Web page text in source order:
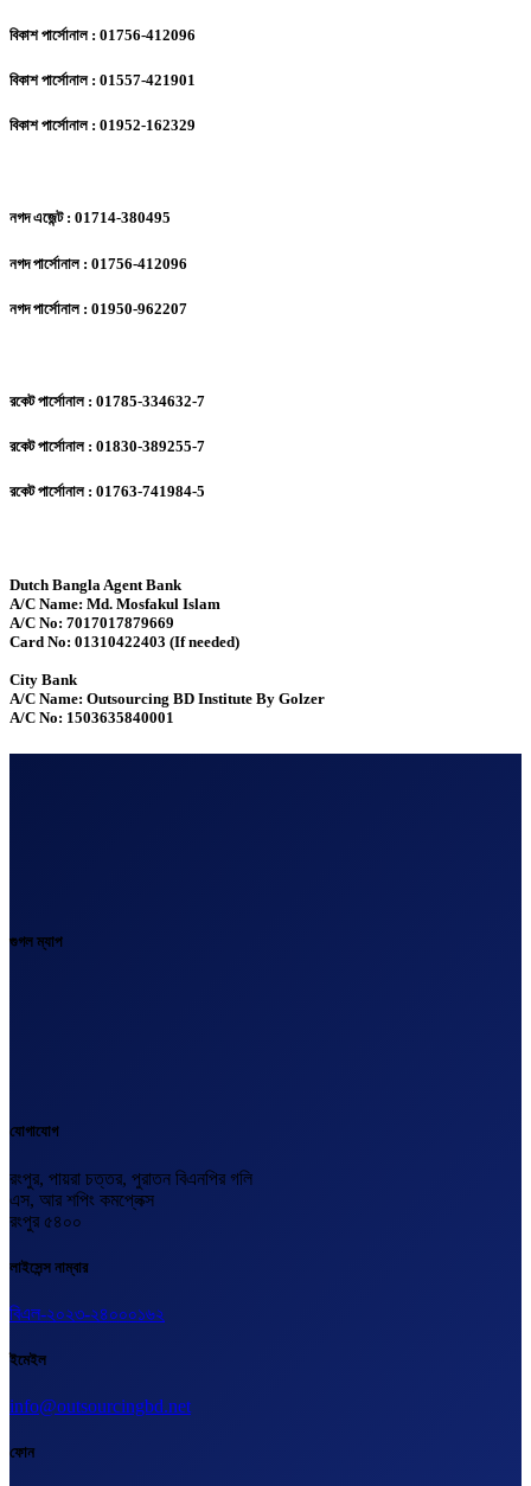
বিকাশ পার্সোনাল : 01756-412096
বিকাশ পার্সোনাল : 01557-421901
বিকাশ পার্সোনাল : 01952-162329
নগদ এজেন্ট : 01714-380495
নগদ পার্সোনাল : 01756-412096
নগদ পার্সোনাল : 01950-962207
রকেট পার্সোনাল : 01785-334632-7
রকেট পার্সোনাল : 01830-389255-7
রকেট পার্সোনাল : 01763-741984-5
Dutch Bangla Agent Bank
A/C Name: Md. Mosfakul Islam
A/C No: 7017017879669
Card No: 01310422403 (If needed)
City Bank
A/C Name: Outsourcing BD Institute By Golzer
A/C No: 1503635840001
গুগল ম্যাপ
যোগাযোগ
রংপুর, পায়রা চত্তর, পুরাতন বিএনপির গলি
এস, আর শপিং কমপ্লেক্স
রংপুর ৫৪০০
লাইসেন্স নাম্বার
বিএল-২০২৩-২৪০০০১৬২
ইমেইল
info@outsourcingbd.net
ফোন